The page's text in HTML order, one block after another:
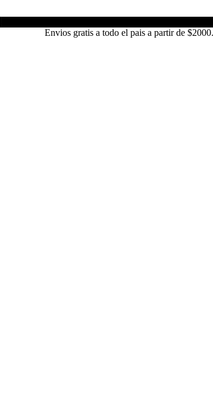
Envios gratis a todo el pais a partir de